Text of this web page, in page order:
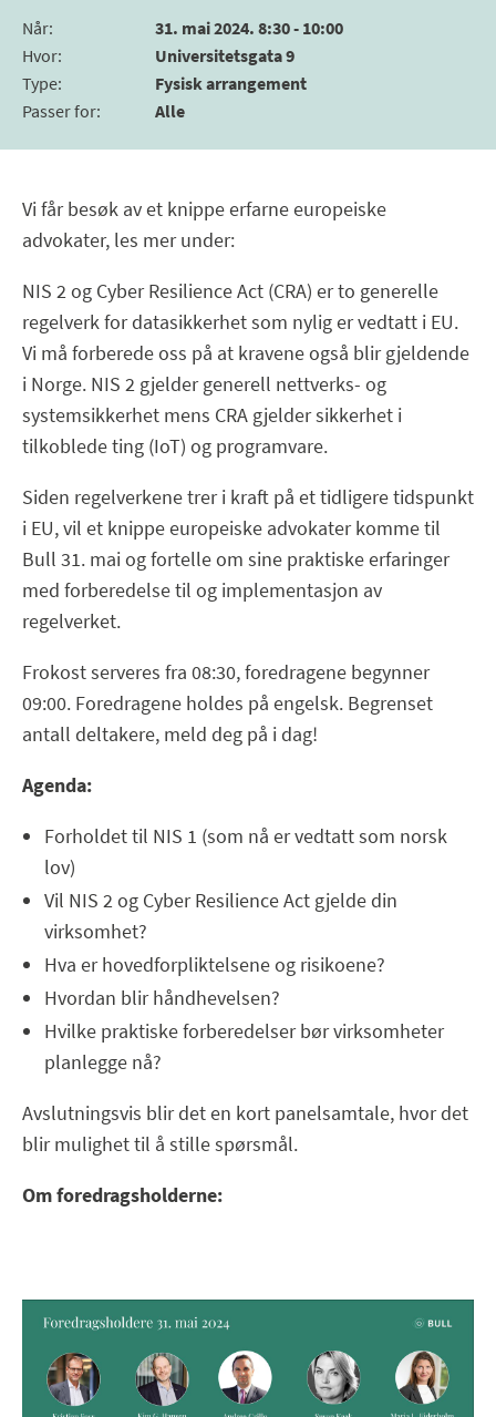
Når:
31. mai 2024. 8:30 - 10:00
Hvor:
Universitetsgata 9
Type:
Fysisk arrangement
Passer for: Alle
Vi får besøk av et knippe erfarne europeiske
advokater, les mer under:
NIS 2 og Cyber Resilience Act (CRA) er to generelle
regelverk for datasikkerhet som nylig er vedtatt i EU.
Vi må forberede oss på at kravene også blir gjeldende
i Norge. NIS 2 gjelder generell nettverks- og
systemsikkerhet mens CRA gjelder sikkerhet i
tilkoblede ting (IoT) og programvare.
Siden regelverkene trer i kraft på et tidligere tidspunkt
i EU, vil et knippe europeiske advokater komme til
Bull 31. mai og fortelle om sine praktiske erfaringer
med forberedelse til og implementasjon av
regelverket.
Frokost serveres fra 08:30, foredragene begynner
09:00. Foredragene holdes på engelsk. Begrenset
antall deltakere, meld deg på i dag!
Agenda:
Forholdet til NIS 1 (som nå er vedtatt som norsk
lov)
Vil NIS 2 og Cyber Resilience Act gjelde din
virksomhet?
Hva er hovedforpliktelsene og risikoene?
Hvordan blir håndhevelsen?
Hvilke praktiske forberedelser bør virksomheter
planlegge nå?
Avslutningsvis blir det en kort panelsamtale, hvor det
blir mulighet til å stille spørsmål.
Om foredragsholderne: